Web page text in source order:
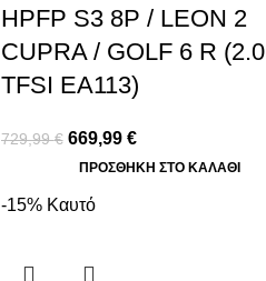
HPFP S3 8P / LEON 2
CUPRA / GOLF 6 R (2.0
TFSI EA113)
729,99€ 669,99 €
ΠΡΟΣΘΉΚΗ ΣΤΟ ΚΑΛΆΘΙ
-15% Καυτό